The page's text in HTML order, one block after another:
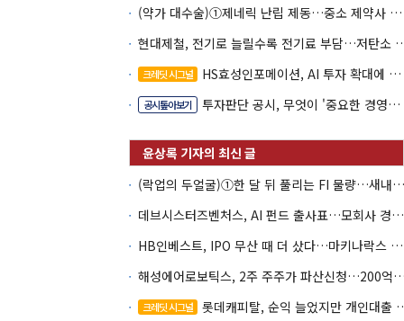
(약가 대수술)①제네릭 난립 제동…중소 제약사 수익성 비상
현대제철, 전기로 늘릴수록
크레딧 시그널 HS효성인포메이션, AI 투자 확대에 실적 체력 강화
공시톺아보기 투자판단 공시, 무엇이 '중요한 경영사항'일까
(락업의 두얼굴)①한 달 뒤 풀리는 FI 물량…새내기주 오버행 경계
데브시스터즈벤처스, AI 펀드 출사표…모회사 경영난 변수
HB인베스트, IPO 무산 때 더 샀다…마키나락스 투자 2.7배 회수
해성에어로보틱스, 2주 주주가 파산
크레딧 시그널 롯데캐피탈, 순익 늘었지만 개인대출 부실 '경계'